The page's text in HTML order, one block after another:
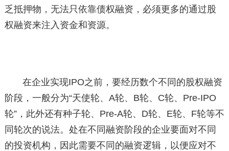
乏抵押物，无法只依靠债权融资，必须更多的通过股
权融资来注入资金和资源。
在企业实现IPO之前，要经历数个不同的股权融资
阶段，一般分为“天使轮、A轮、B轮、C轮、Pre-IPO
轮”，此外还有种子轮、Pre-A轮、D轮、E轮、F轮等不
同轮次的说法。处在不同融资阶段的企业要面对不同
的投资机构，因此需要不同的融资逻辑，以便应对不